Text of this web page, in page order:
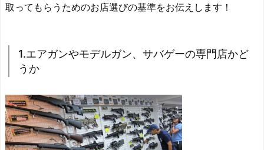
取ってもらうためのお店選びの基準をお伝えします！
1.エアガンやモデルガン、サバゲーの専門店かど
うか